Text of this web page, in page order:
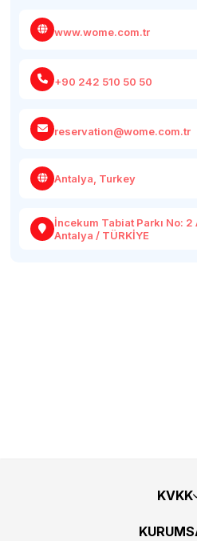
www.wome.com.tr
+90 242 510 50 50
reservation@wome.com.tr
Antalya, Turkey
İncekum Tabiat Parkı No:
Antalya / TÜRKİYE
KVKK